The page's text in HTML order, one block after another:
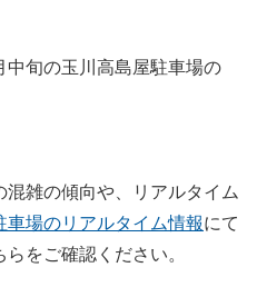
中旬の玉川高島屋駐車場の
雑の傾向や、リアルタイム
車場のリアルタイム情報にて
をご確認ください。